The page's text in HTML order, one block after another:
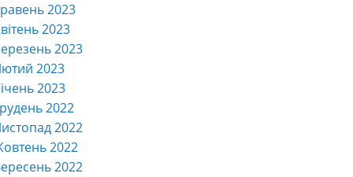
2023
2023
2023
2023
2023
2022
2022
2022
2022